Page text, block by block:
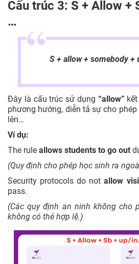
Cấu trúc 3: S + Allow +
…
S + allow + somebody
Đây là cấu trúc sử dụng “allow”
phương hướng, diễn tả sự cho
lên…
Ví dụ:
The rule allows students to go out
(Quy định cho phép học sinh ra
Security protocols do notallow
pass.
(Các quy định an ninh không cho
không có thẻ hợp lệ.)